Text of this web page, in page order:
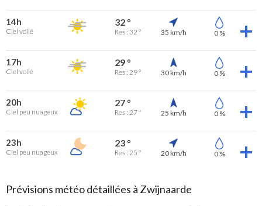
14h
Ciel voilé
32 °
Res : 32 ° 35 km/h 0 %
17h
Ciel voilé
29 °
Res : 29 ° 30 km/h 0 %
20h
Ciel peu nuageux
27 °
Res : 27 ° 25 km/h 0 %
23h
Ciel peu nuageux
23 °
Res : 25 ° 20 km/h 0 %
Prévisions météo détaillées à Zwijnaarde